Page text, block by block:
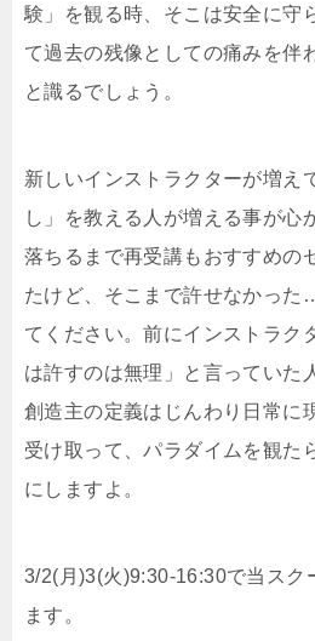
験」を観る時、そこは安全に守
て過去の残像としての痛みを伴
と識るでしょう。
新しいインストラクターが増え
し」を教える人が増える事が心
落ちるまで再受講もおすすめの
たけど、そこまで許せなかった
てください。前にインストラク
は許すのは無理」と言っていた
創造主の定義はじんわり日常に
受け取って、パラダイムを観た
にしますよ。
3/2(月)3(火)9:30-16:30で当スク
ます。